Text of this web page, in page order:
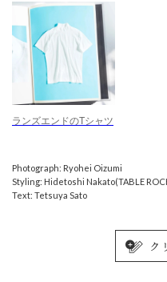
ランズエンドのTシャツ
Photograph: Ryohei Oizumi
Styling: Hidetoshi Nakato(TABLE
Text: Tetsuya Sato